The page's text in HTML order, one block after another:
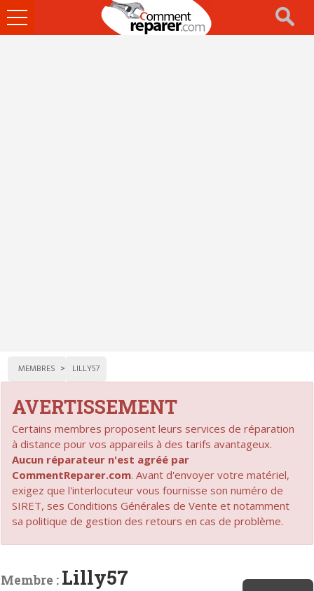
Ouvrir
le
MEMBRES LILLY57
AVERTISSEMENT
Certains membres proposent leurs services de réparation
à distance pour vos appareils à des tarifs avantageux.
Aucun réparateur n'est agréé par
CommentReparer.com. Avant d'envoyer votre matériel,
exigez que l'interlocuteur vous fournisse son numéro de
SIRET, ses Conditions Générales de Vente et notamment
sa politique de gestion des retours en cas de problème.
Membre : Lilly57